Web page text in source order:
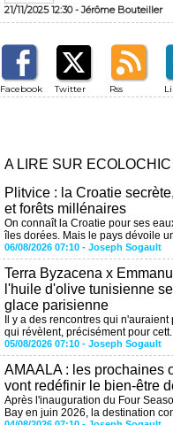
21/11/2025 12:30 -Jérôme Bouteiller
Facebook Twitter Rss
A LIRE SUR ECOLOCHIC
Plitvice : la Croatie
et forêts millénaires
On connaît la Croatie pour ses
îles dorées. Mais le pays dévoile un
06/08/2026 07:10 - Joseph Sogault
Terra Byzacena x
l'huile d'olive tunisienne
glace parisienne
Il y a des rencontres qui
qui révèlent, précisément pour cett...
05/08/2026 07:10 - Joseph Sogault
AMAALA : les prochaines
vont redéfinir le bien-être
Après l'inauguration du Four
Bay en juin 2026, la destination